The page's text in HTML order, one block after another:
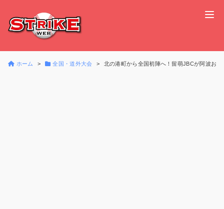
ホーム 全国・道外大会 北の港町から全国初陣へ！留萌JBCが阿波お